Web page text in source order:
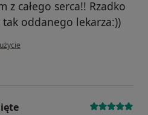
z całego serca!! Rzadko
oddanego lekarza:))
Pacjentka D.